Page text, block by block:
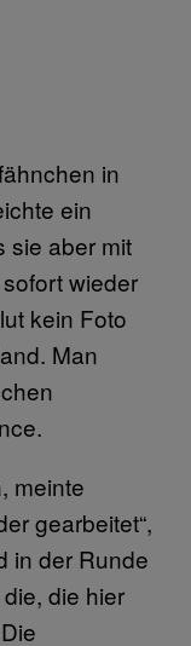
in
ein
sie aber mit
wieder
kein Foto
Man
meinte
gearbeitet“,
in der Runde
die hier